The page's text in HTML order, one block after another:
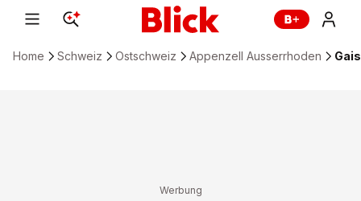
Home Schweiz Ostschweiz Appenzell Ausserrhoden